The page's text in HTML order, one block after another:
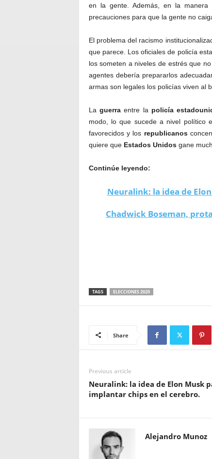
en la gente. Además, en la
precauciones para que la gente no
El problema del racismo
que parece. Los oficiales de policía
los someten a niveles de estrés que
agentes debería prepararlos
armas son legales los policías viven al
La guerraentre la policía
modo, lo que sucede a nivel político
favorecidos y los republicanos
quiere que Estados Unidosgane
Continúe leyendo:
Neuralink: la idea de
Chadwick Boseman,
TAGS ELECCIONES 2020
Share
Previous article
Neuralink: la idea de Elon Musk
implantar chips en el cerebro.
Alejandro Munoz